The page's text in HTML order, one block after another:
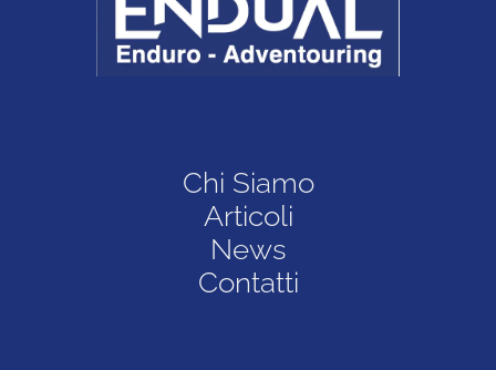
Chi Siamo
Articoli
News
Contatti